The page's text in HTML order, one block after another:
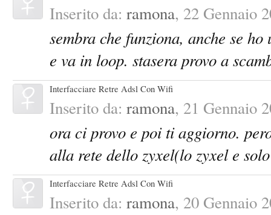
Inserito da: ramona, 22 Gennaio
sembra che funziona, anche se
e va in loop. stasera provo a
Interfacciare Retre Adsl Con Wifi
Inserito da: ramona, 21 Gennaio
ora ci provo e poi ti aggiorno.
alla rete dello zyxel(lo zyxel e
Interfacciare Retre Adsl Con Wifi
Inserito da: ramona, 20 Gennaio